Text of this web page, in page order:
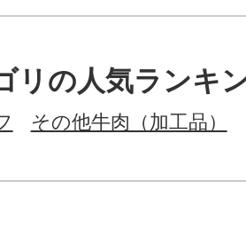
リの人気ランキ
その他牛肉（加工品）